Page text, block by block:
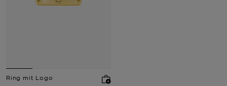
Ring mit Logo